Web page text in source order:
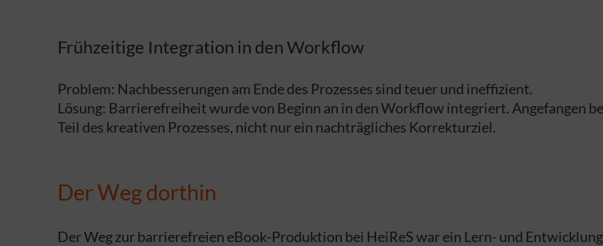
Frühzeitige Integration in den Workflow
Problem: Nachbesserungen am Ende des Prozesses sind teuer und ineffizient.
Lösung: Barrierefreiheit wurde von Beginn an in den Workflow integriert. Angefangen
Teil des kreativen Prozesses, nicht nur ein nachträgliches Korrekturziel.
Der Weg dorthin
Der Weg zur barrierefreien eBook-Produktion bei HeiReS war ein Lern- und